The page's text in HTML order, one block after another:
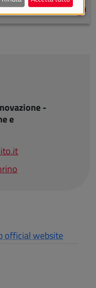
-
e
official website